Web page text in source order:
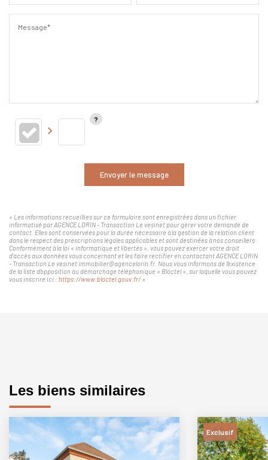
Message*
Envoyer le message
« Les informations recueillies sur ce formulaire sont enregistrées dans un fichier
informatisé par AGENCE LORIN - Transaction Le vesinet pour gérer votre demande de
contact. Elles sont conservées pour la durée nécessaire à la gestion de la relation client
dans le respect des prescriptions légales applicables et sont destinées à nos conseillers
Conformément à la loi « informatique et libertés », vous pouvez exercer votre droit
d'accès aux données vous concernant et les faire rectifier en contactant AGENCE LORIN
- Transaction Le vesinet immobilier@agencelorin.fr. Nous vous informons de l'existence
de la liste d'opposition au démarchage téléphonique « Bloctel », sur laquelle vous pouvez
vous inscrire ici : https://www.bloctel.gouv.fr/ »
Les biens similaires
Exclusif